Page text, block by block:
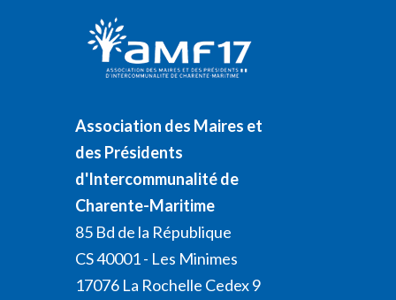
Association des Maires et
des Présidents
d'Intercommunalité de
Charente-Maritime
85 Bd de la République
CS 40001 - Les Minimes
17076 La Rochelle Cedex 9